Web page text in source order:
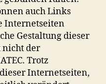
auch Links
Internetseiten
Gestaltung dieser
der
Trotz
Internetseiten,